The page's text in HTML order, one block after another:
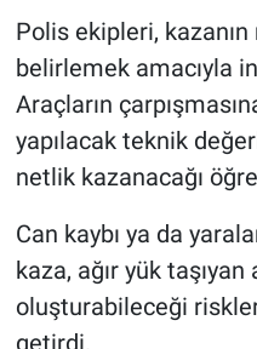
Polis ekipleri,
belirlemek amacıyla
Araçların
yapılacak teknik
netlik kazanacağı
Can kaybı ya da
kaza, ağır yük
oluşturabileceği